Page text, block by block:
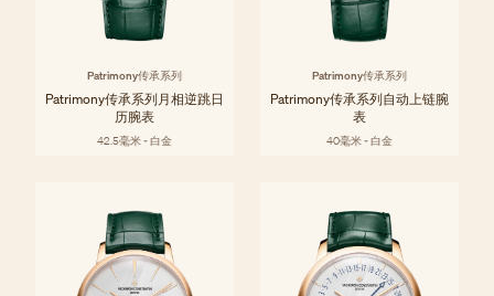
Patrimony传承系列
Patrimony传承系列月相逆跳日
历腕表
42.5毫米 - 白金
Patrimony传承系列
Patrimony传承系列自动上链腕
表
40毫米 - 白金